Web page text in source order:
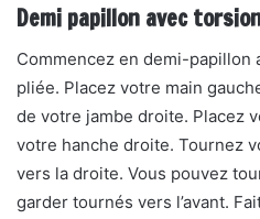
Demi papillon avec
Commencez en demi-papillon
pliée. Placez votre main
de votre jambe droite. Placez
votre hanche droite. Tournez
vers la droite. Vous pouvez
garder tournés vers l’avant.